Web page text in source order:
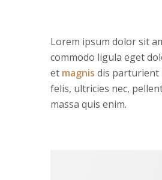
Lorem ipsum dolor sit
commodo ligula eget
et magnis dis parturient
felis, ultricies nec,
massa quis enim.